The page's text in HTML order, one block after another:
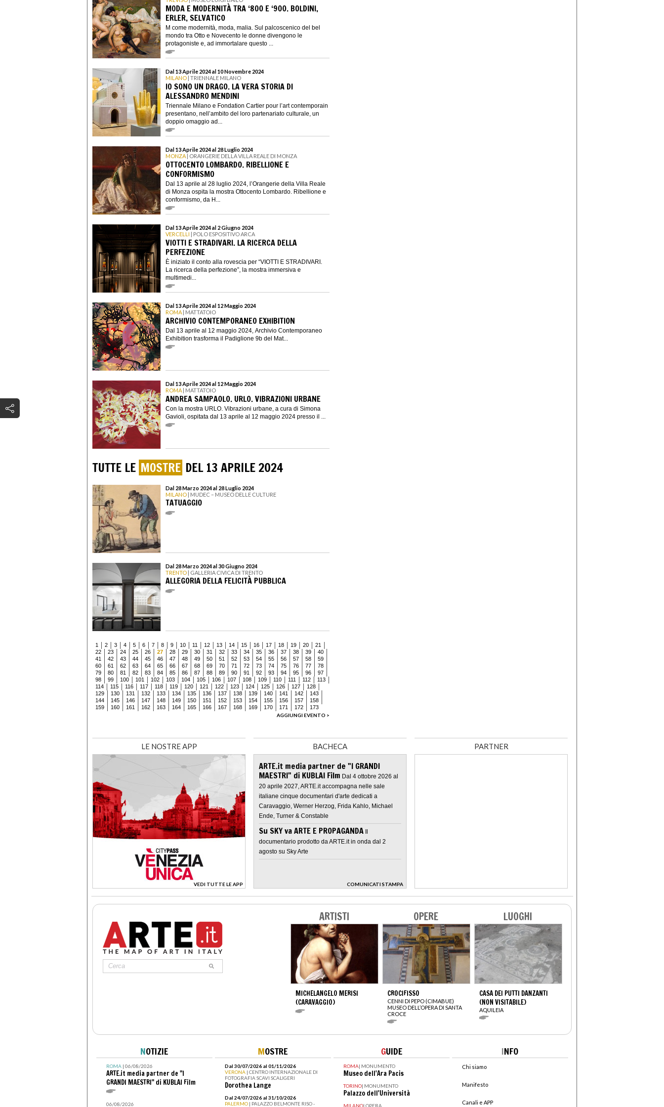
MODA E MODERNITÀ TRA ‘800 E ‘900. BOLDINI,
ERLER, SELVATICO
M come modernità, moda, malia. Sul palcoscenico del bel
mondo tra Otto e Novecento le donne divengono le
protagoniste e, ad immortalare questo ...
Dal 13 Aprile 2024 al 10 Novembre 2024
MILANO | TRIENNALE MILANO
IO SONO UN DRAGO. LA VERA STORIA DI
ALESSANDRO MENDINI
Triennale Milano e Fondation Cartier pour l’art contemporain
presentano, nell’ambito del loro partenariato culturale, un
doppio omaggio ad...
Dal 13 Aprile 2024 al 28 Luglio 2024
MONZA | ORANGERIE DELLA VILLA REALE DI MONZA
OTTOCENTO LOMBARDO. RIBELLIONE E
CONFORMISMO
Dal 13 aprile al 28 luglio 2024, l’Orangerie della Villa Reale
di Monza ospita la mostra Ottocento Lombardo. Ribellione e
conformismo, da H...
Dal 13 Aprile 2024 al 2 Giugno 2024
VERCELLI | POLO ESPOSITIVO ARCA
VIOTTI E STRADIVARI. LA RICERCA DELLA
PERFEZIONE
È iniziato il conto alla rovescia per “VIOTTI E STRADIVARI.
La ricerca della perfezione”, la mostra immersiva e
multimedi...
Dal 13 Aprile 2024 al 12 Maggio 2024
ROMA | MATTATOIO
ARCHIVIO CONTEMPORANEO EXHIBITION
Dal 13 aprile al 12 maggio 2024, Archivio Contemporaneo
Exhibition trasforma il Padiglione 9b del Mat...
Dal 13 Aprile 2024 al 12 Maggio 2024
ROMA | MATTATOIO
ANDREA SAMPAOLO. URLO. VIBRAZIONI URBANE
Con la mostra URLO. Vibrazioni urbane, a cura di Simona
Gavioli, ospitata dal 13 aprile al 12 maggio 2024 presso il ...
TUTTE LE MOSTRE DEL 13 APRILE 2024
Dal 28 Marzo 2024 al 28 Luglio 2024
MILANO | MUDEC – MUSEO DELLE CULTURE
TATUAGGIO
Dal 28 Marzo 2024 al 30 Giugno 2024
TRENTO | GALLERIA CIVICA DI TRENTO
ALLEGORIA DELLA FELICITÀ PUBBLICA
1 2 3 4 5 6 7 8 9 10 11 12 13 14 15 16 17 18 19 20
21
22
23 24 25 26 27 28 29 30 31 32 33 34 35 36 37 38 39
40
41
42 43 44 45 46 47 48 49 50 51 52 53 54 55 56 57 58
59
60
61 62 63 64 65 66 67 68 69 70 71 72 73 74 75 76 77
78
79
80 81 82 83 84 85 86 87 88 89 90 91 92 93 94 95 96
97
98
99 100 101 102 103 104 105 106 107 108 109 110 111 112
113
114
115 116 117 118 119 120 121 122 123 124 125 126 127
128
129
130 131 132 133 134 135 136 137 138 139 140 141 142
143
144
145 146 147 148 149 150 151 152 153 154 155 156 157
158
159
160 161 162 163 164 165 166 167 168 169 170 171 172
173
AGGIUNGI EVENTO >
LE NOSTRE APP
VEDI TUTTE LE APP
>
BACHECA
ARTE.it media partner de "I GRANDI
MAESTRI" di KUBLAI Film Dal 4 ottobre 2026 al
20 aprile 2027, ARTE.it accompagna nelle sale
italiane cinque documentari d'arte dedicati a
Caravaggio, Werner Herzog, Frida Kahlo, Michael
Ende, Turner & Constable
Su SKY va ARTE E PROPAGANDA Il
documentario prodotto da ARTE.it in onda dal 2
agosto su Sky Arte
COMUNICATI STAMPA
>
PARTNER
ARTISTI
MICHELANGELO MERISI
(CARAVAGGIO)
OPERE
CROCIFISSO
CENNI DI PEPO (CIMABUE)
MUSEO DELL’OPERA DI SANTA
CROCE
LUOGHI
CASA DEI PUTTI DANZANTI
(NON VISITABILE)
AQUILEIA
NOTIZIE
ROMA| 06/08/2026
ARTE.it media partner de "I
GRANDI MAESTRI" di KUBLAI Film
06/08/2026
MOSTRE
Dal 30/07/2026 al 01/11/2026
VERONA | CENTRO INTERNAZIONALE DI
FOTOGRAFIA SCAVI SCALIGERI
Dorothea Lange
Dal 24/07/2026 al 31/10/2026
PALERMO | PALAZZO BELMONTE RISO -
GUIDE
ROMA| MONUMENTO
Museo dell'Ara Pacis
TORINO| MONUMENTO
Palazzo dell'Università
MILANO| OPERA
INFO
Chi siamo
Manifesto
Canali e APP